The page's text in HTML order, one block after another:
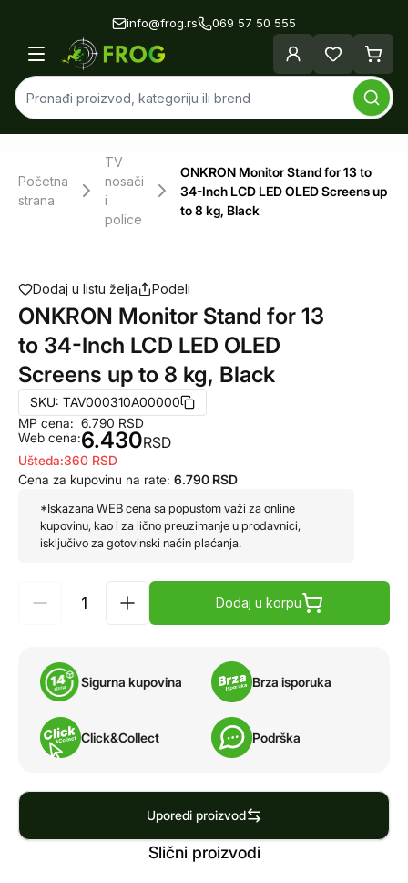
info@frog.rs 069 57 50 555
Početna
strana
TV
nosači
i
police
ONKRON Monitor Stand for 13 to
34-Inch LCD LED OLED Screens up
to 8 kg, Black
Dodaj u listu želja Podeli
ONKRON Monitor Stand for 13
to 34-Inch LCD LED OLED
Screens up to 8 kg, Black
SKU: TAV000310A00000
MP cena:
Web cena:
6.790 RSD
6.430RSD
Ušteda:360 RSD
Cena za kupovinu na rate: 6.790 RSD
*Iskazana WEB cena sa popustom važi za online
kupovinu, kao i za lično preuzimanje u prodavnici,
isključivo za gotovinski način plaćanja.
Dodaj u korpu
Sigurna kupovina Brza isporuka
Click&Collect Podrška
Uporedi proizvod
Slični proizvodi